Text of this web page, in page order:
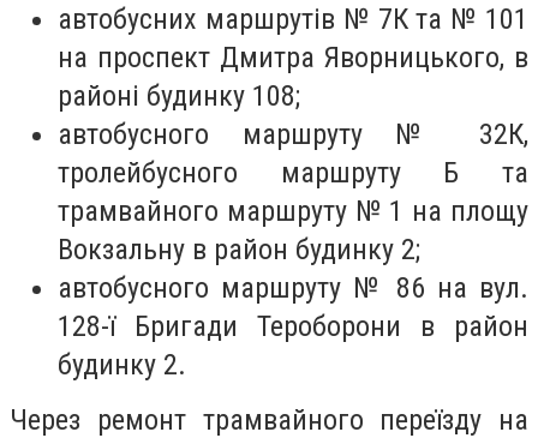
автобусних маршрутів № 7К та № 101
на проспект Дмитра Яворницького, в
районі будинку 108;
автобусного маршруту № 32К,
тролейбусного маршруту Б та
трамвайного маршруту № 1 на площу
Вокзальну в район будинку 2;
автобусного маршруту № 86 на вул.
128-ї Бригади Тероборони в район
будинку 2.
Через ремонт трамвайного переїзду на